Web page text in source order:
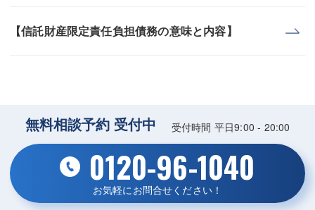
【信託財産限定責任負担債務の意味と内容】
無料相談予約 受付中 受付時間 平日9:00 - 20:00
0120-96-1040
お気軽にお問合せください！